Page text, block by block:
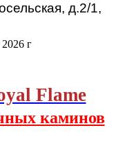
д.2/1,
2026 г
Flame
каминов